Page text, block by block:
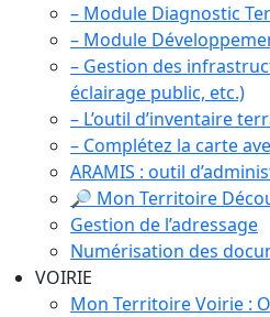
– Module Diagnostic
– Module
– Gestion des
éclairage public, etc.)
– L’outil d’inventaire
– Complétez la carte
ARAMIS : outil
🔎 Mon Territoire
Gestion de l’adressage
Numérisation des
VOIRIE
Mon Territoire Voirie :